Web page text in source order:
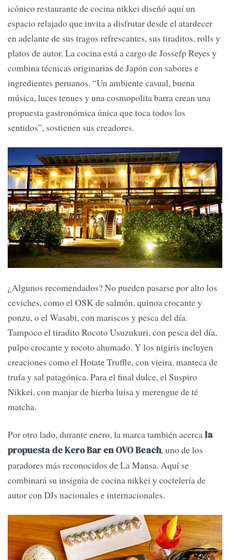
icónico restaurante de cocina nikkei diseñó aquí un
espacio relajado que invita a disfrutar desde el atardecer
en adelante de sus tragos refrescantes, sus tiraditos, rolls y
platos de autor. La cocina está a cargo de Jossefp Reyes y
combina técnicas originarias de Japón con sabores e
ingredientes peruanos. “Un ambiente casual, buena
música, luces tenues y una cosmopolita barra crean una
propuesta gastronómica única que toca todos los
sentidos”, sostienen sus creadores.
¿Algunos recomendados? No pueden pasarse por alto los
ceviches, como el OSK de salmón, quinoa crocante y
ponzu, o el Wasabi, con mariscos y pesca del día.
Tampoco el tiradito Rocoto Usuzukuri, con pesca del día,
pulpo crocante y rocoto ahumado. Y los nigiris incluyen
creaciones como el Hotate Truffle, con vieira, manteca de
trufa y sal patagónica. Para el final dulce, el Suspiro
Nikkei, con manjar de hierba luisa y merengue de té
matcha.
Por otro lado, durante enero, la marca también acercala
propuesta de Kero Bar en OVO Beach, uno de los
paradores más reconocidos de La Mansa. Aquí se
combinará su insignia de cocina nikkei y coctelería de
autor con DJs nacionales e internacionales.